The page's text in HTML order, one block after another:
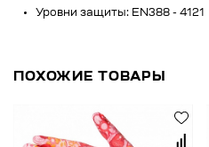
Уровни защиты: EN388 - 4121
ПОХОЖИЕ ТОВАРЫ